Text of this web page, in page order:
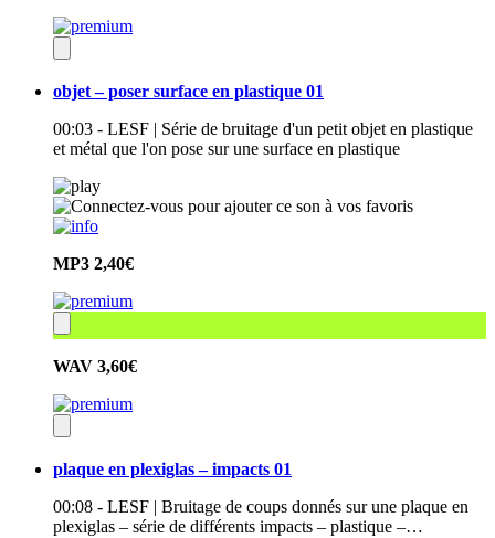
objet – poser surface en plastique 01
00:03 - LESF | Série de bruitage d'un petit objet en plastique
et métal que l'on pose sur une surface en plastique
MP3 2,40€
WAV 3,60€
plaque en plexiglas – impacts 01
00:08 - LESF | Bruitage de coups donnés sur une plaque en
plexiglas – série de différents impacts – plastique –…